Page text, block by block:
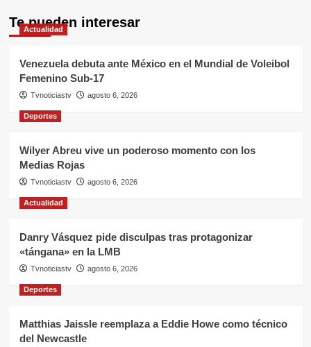
Te pueden interesar
Actualidad
Venezuela debuta ante México en el Mundial de Voleibol
Femenino Sub-17
Tvnoticiastv agosto 6, 2026
Deportes
Wilyer Abreu vive un poderoso momento con los
Medias Rojas
Tvnoticiastv agosto 6, 2026
Actualidad
Danry Vásquez pide disculpas tras protagonizar
«tángana» en la LMB
Tvnoticiastv agosto 6, 2026
Deportes
Matthias Jaissle reemplaza a Eddie Howe como técnico
del Newcastle